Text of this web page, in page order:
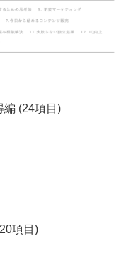
編 (24項目)
項目)